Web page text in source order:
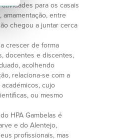
para os casais
amamentação, entre
chegou a juntar cerca
crescer de forma
docentes e discentes,
acolhendo
relaciona-se com a
cujo
ou mesmo
HPA Gambelas é
e do Alentejo,
profissionais, mas